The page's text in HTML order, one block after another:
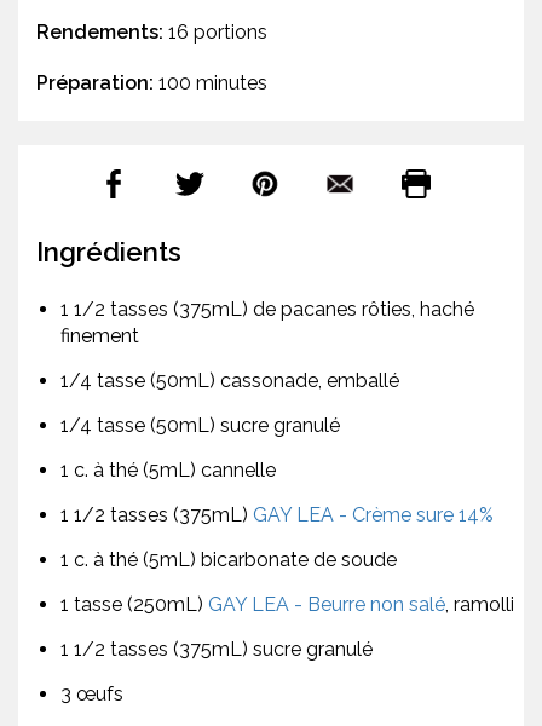
Rendements: 16 portions
Préparation: 100 minutes
Ingrédients
1 1/2 tasses (375mL) de pacanes rôties, haché
finement
1/4 tasse (50mL) cassonade, emballé
1/4 tasse (50mL) sucre granulé
1 c. à thé (5mL) cannelle
1 1/2 tasses (375mL) GAY LEA - Crème sure 14%
1 c. à thé (5mL) bicarbonate de soude
1 tasse (250mL) GAY LEA - Beurre non salé, ramolli
1 1/2 tasses (375mL) sucre granulé
3 œufs